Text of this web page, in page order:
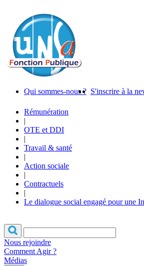
Qui sommes-nous ? S'inscrire à la
Rémunération
|
OTE et DDI
|
Travail & santé
|
Action sociale
|
Contractuels
|
Le dialogue social engagé pour une
Nous rejoindre
Comment Agir ?
Médias